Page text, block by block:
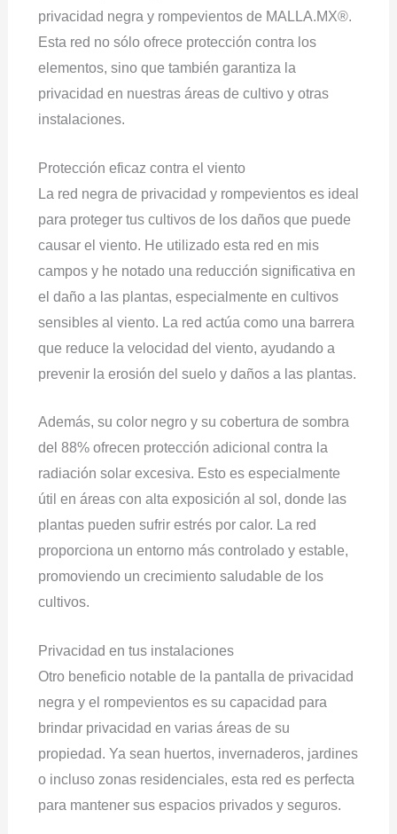
privacidad negra y rompevientos de MALLA.MX®.
Esta red no sólo ofrece protección contra los
elementos, sino que también garantiza la
privacidad en nuestras áreas de cultivo y otras
instalaciones.
Protección eficaz contra el viento
La red negra de privacidad y rompevientos es ideal
para proteger tus cultivos de los daños que puede
causar el viento. He utilizado esta red en mis
campos y he notado una reducción significativa en
el daño a las plantas, especialmente en cultivos
sensibles al viento. La red actúa como una barrera
que reduce la velocidad del viento, ayudando a
prevenir la erosión del suelo y daños a las plantas.
Además, su color negro y su cobertura de sombra
del 88% ofrecen protección adicional contra la
radiación solar excesiva. Esto es especialmente
útil en áreas con alta exposición al sol, donde las
plantas pueden sufrir estrés por calor. La red
proporciona un entorno más controlado y estable,
promoviendo un crecimiento saludable de los
cultivos.
Privacidad en tus instalaciones
Otro beneficio notable de la pantalla de privacidad
negra y el rompevientos es su capacidad para
brindar privacidad en varias áreas de su
propiedad. Ya sean huertos, invernaderos, jardines
o incluso zonas residenciales, esta red es perfecta
para mantener sus espacios privados y seguros.